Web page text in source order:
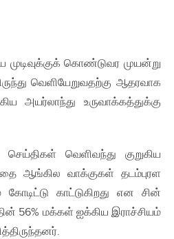
கொண்டுவர முயன்று
வெளியேறுவதற்கு ஆதரவாக
அயர்லாந்து உருவாக்கத்துக்கு
வெளிவந்து குறுகிய
ஆங்கில வாக்குகள் தடம்புரள
காட்டுகிறது என சின்
56% மக்கள் ஐக்கிய இராச்சியம்